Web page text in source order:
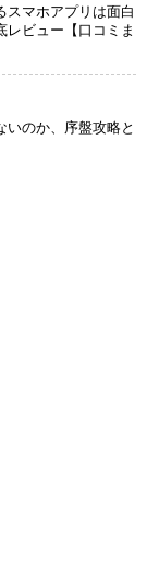
スマホアプリは面白
レビュー【口コミま
いのか、序盤攻略と